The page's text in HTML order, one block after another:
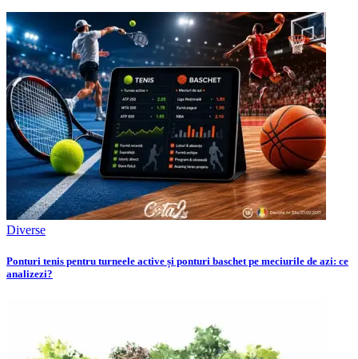
Diverse
Ponturi tenis pentru turneele active și ponturi baschet pe meciurile de azi: ce
analizezi?